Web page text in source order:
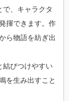
で、キャラクタ
揮できます。作
ら物語を紡ぎ出
結びつけやすい
を生み出すこと